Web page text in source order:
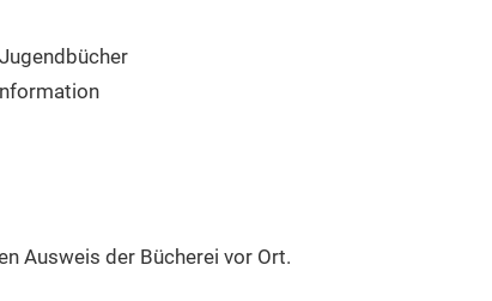
Ausweis der Bücherei vor Ort.